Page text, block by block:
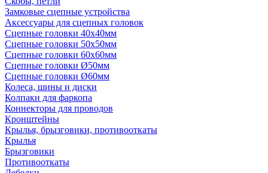
Замковые сцепные устройства
Аксессуары для сцепных головок
Сцепные головки 40x40мм
Сцепные головки 50x50мм
Сцепные головки 60x60мм
Сцепные головки Ø50мм
Сцепные головки Ø60мм
Колеса, шины и диски
Колпаки для фаркопа
Коннекторы для проводов
Кронштейны
Крылья, брызговики, противооткаты
Крылья
Брызговики
Противооткаты